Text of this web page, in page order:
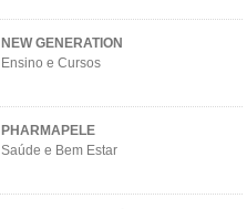
NEW GENERATION
Ensino e Cursos
PHARMAPELE
Saúde e Bem Estar